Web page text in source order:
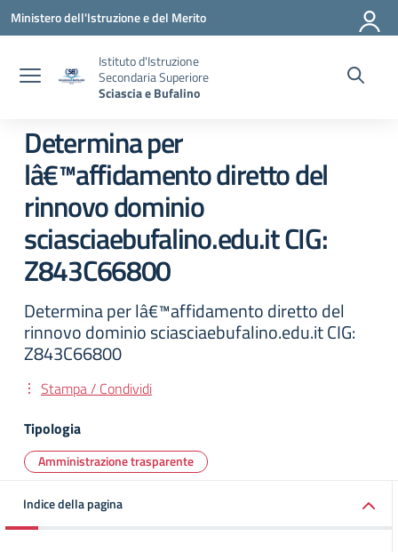
Vai ai contenuti
Vai al menu di navigazione
Vai al footer
Ministero dell'Istruzione e del Merito
Istituto d'Istruzione
Secondaria Superiore
Sciascia e Bufalino
Determina per
lâ€™affidamento diretto del
rinnovo dominio
sciasciaebufalino.edu.it CIG:
Z843C66800
Determina per lâ€™affidamento diretto del
rinnovo dominio sciasciaebufalino.edu.it CIG:
Z843C66800
Stampa / Condividi
Tipologia
Amministrazione trasparente
Indice della pagina